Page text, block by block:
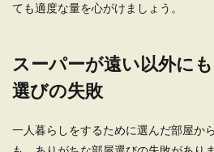
ても適度な量を心がけましょう。
スーパーが遠い以外に
選びの失敗
一人暮らしをするために選んだ部屋か